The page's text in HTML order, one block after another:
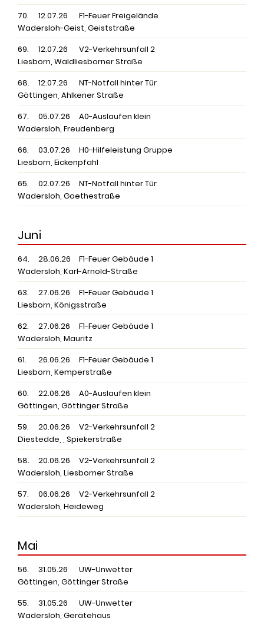
70.
12.07.26
F1-Feuer Freigelände
Wadersloh-Geist, Geiststraße
69.
12.07.26
V2-Verkehrsunfall 2
Liesborn, Waldliesborner Straße
68.
12.07.26
NT-Notfall hinter Tür
Göttingen, Ahlkener Straße
67.
05.07.26
A0-Auslaufen klein
Wadersloh, Freudenberg
66.
03.07.26
H0-Hilfeleistung Gruppe
Liesborn, Eickenpfahl
65.
02.07.26
NT-Notfall hinter Tür
Wadersloh, Goethestraße
Juni
64. 28.06.26
F1-Feuer Gebäude 1
Wadersloh, Karl-Arnold-Straße
63.
27.06.26
F1-Feuer Gebäude 1
Liesborn, Königsstraße
62.
27.06.26
F1-Feuer Gebäude 1
Wadersloh, Mauritz
61.
26.06.26
F1-Feuer Gebäude 1
Liesborn, Kemperstraße
60.
22.06.26
A0-Auslaufen klein
Göttingen, Göttinger Straße
59.
20.06.26
V2-Verkehrsunfall 2
Diestedde, , Spiekerstraße
58.
20.06.26
V2-Verkehrsunfall 2
Wadersloh, Liesborner Straße
57.
06.06.26
V2-Verkehrsunfall 2
Wadersloh, Heideweg
Mai
56. 31.05.26
UW-Unwetter
Göttingen, Göttinger Straße
55.
31.05.26
UW-Unwetter
Wadersloh, Gerätehaus